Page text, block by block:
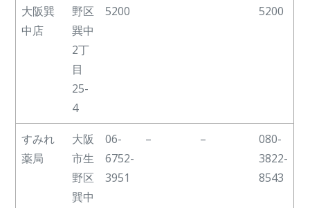
大阪巽
中店
野区
巽中
2丁
目
25-
4
5200
5200
すみれ
薬局
大阪
市生
野区
巽中
06-
6752-
3951
– –
080-
3822-
8543